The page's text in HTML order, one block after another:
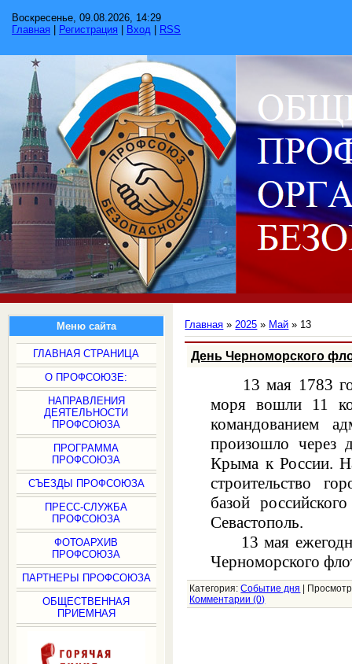
Воскресенье, 09.08.2026, 14:29
Главная
Регистрация Вход RSS
Меню сайта
ГЛАВНАЯ СТРАНИЦА
О ПРОФСОЮЗЕ:
НАПРАВЛЕНИЯ
ДЕЯТЕЛЬНОСТИ
ПРОФСОЮЗА
ПРОГРАММА
ПРОФСОЮЗА
СЪЕЗДЫ ПРОФСОЮЗА
ПРЕСС-СЛУЖБА
ПРОФСОЮЗА
ФОТОАРХИВ
ПРОФСОЮЗА
ПАРТНЕРЫ ПРОФСОЮЗА
ОБЩЕСТВЕННАЯ
ПРИЕМНАЯ
Главная »2025 » Май » 13
День Черноморского
13 мая 1783
моря вошли 11
командованием
произошло через
Крыма к России.
строительство
базой
Севастополь.
13 мая ежегодно
Черноморского
Категория: Событие дня
Комментарии (0)